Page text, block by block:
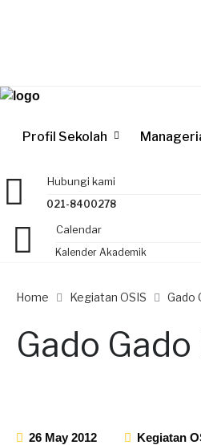
Profil Sekolah
Hubungi kami
021-8400278
Calendar
Kalender Akademik
Home Kegiatan OSIS Gado
Gado
26 May 2012 Kegiatan